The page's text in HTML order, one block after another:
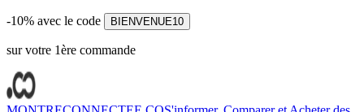
-10% avec le code BIENVENUE10
sur votre 1ère commande